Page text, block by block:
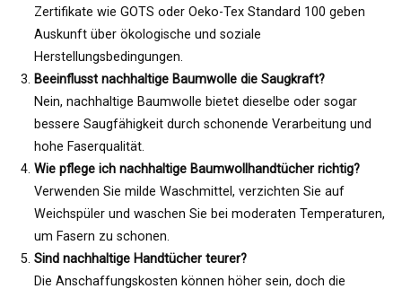
Zertifikate wie GOTS oder Oeko-Tex Standard 100 geben
Auskunft über ökologische und soziale
Herstellungsbedingungen.
Beeinflusst nachhaltige Baumwolle die Saugkraft?
Nein, nachhaltige Baumwolle bietet dieselbe oder sogar
bessere Saugfähigkeit durch schonende Verarbeitung und
hohe Faserqualität.
Wie pflege ich nachhaltige Baumwollhandtücher richtig?
Verwenden Sie milde Waschmittel, verzichten Sie auf
Weichspüler und waschen Sie bei moderaten Temperaturen,
um Fasern zu schonen.
Sind nachhaltige Handtücher teurer?
Die Anschaffungskosten können höher sein, doch die